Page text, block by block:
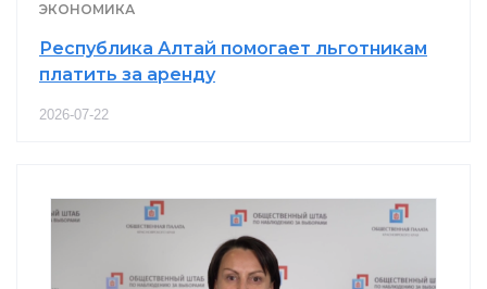
ЭКОНОМИКА
Республика Алтай помогает льготникам
платить за аренду
2026-07-22